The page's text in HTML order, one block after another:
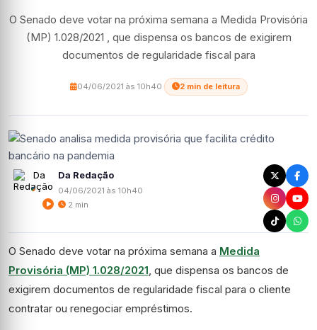
O Senado deve votar na próxima semana a Medida Provisória
(MP) 1.028/2021 , que dispensa os bancos de exigirem
documentos de regularidade fiscal para
04/06/2021 às 10h40 2 min de leitura
Da Redação
04/06/2021 às 10h40
2 min
O Senado deve votar na próxima semana a Medida
Provisória (MP) 1.028/2021, que dispensa os bancos de
exigirem documentos de regularidade fiscal para o cliente
contratar ou renegociar empréstimos.